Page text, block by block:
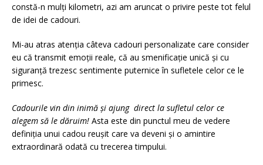
constă-n mulți kilometri, azi am aruncat o privire peste tot felul
de idei de cadouri.
Mi-au atras atenția câteva cadouri personalizate care consider
eu că transmit emoții reale, că au smenificație unică și cu
siguranță trezesc sentimente puternice în sufletele celor ce le
primesc.
Cadourile vin din inimă și ajung direct la sufletul celor ce
alegem să le dăruim! Asta este din punctul meu de vedere
definiția unui cadou reușit care va deveni și o amintire
extraordinară odată cu trecerea timpului.